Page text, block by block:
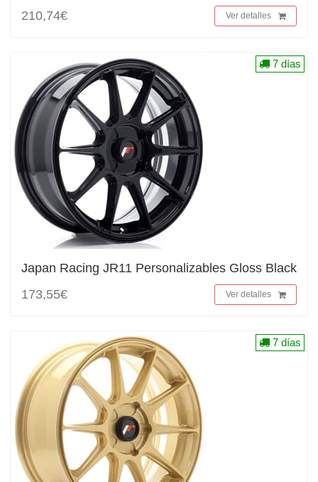
210,74€
Ver detalles
Japan Racing JR11 Personalizables Gloss Black
173,55€
Ver detalles
7 días
7 días